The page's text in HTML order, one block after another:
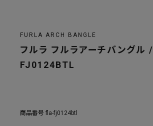
FURLA ARCH BANGLE
フルラ フルラアーチバングル /
FJ0124BTL
商品番号 fla-fj0124btl